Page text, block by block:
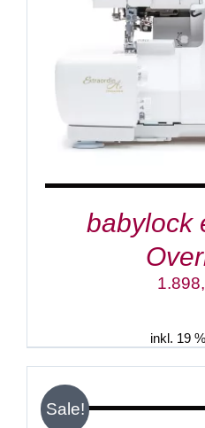
babylock
inkl. 19
Sale!